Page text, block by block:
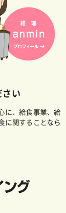
い
に、給食事業、給
に関することなら